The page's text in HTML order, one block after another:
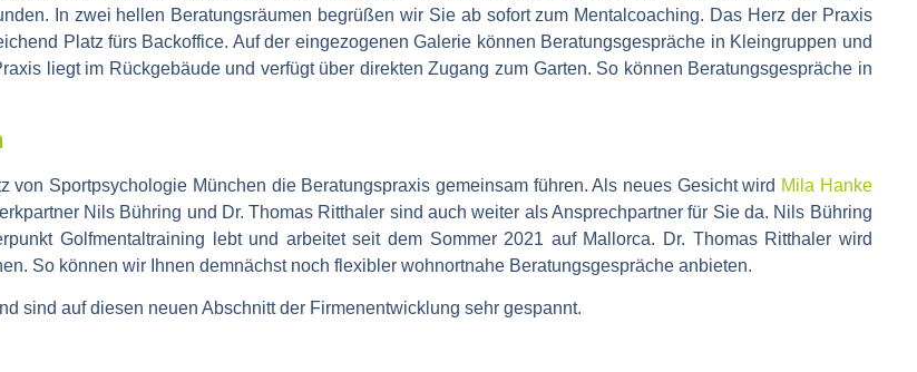
In zwei hellen Beratungsräumen begrüßen wir Sie ab sofort zum Mentalcoaching. Das Herz der Praxis
Platz fürs Backoffice. Auf der eingezogenen Galerie können Beratungsgespräche in Kleingruppen und
liegt im Rückgebäude und verfügt über direkten Zugang zum Garten. So können Beratungsgespräche in
von Sportpsychologie München die Beratungspraxis gemeinsam führen. Als neues Gesicht wird Mila Hanke
Nils Bühring und Dr. Thomas Ritthaler sind auch weiter als Ansprechpartner für Sie da. Nils Bühring
Golfmentaltraining lebt und arbeitet seit dem Sommer 2021 auf Mallorca. Dr. Thomas Ritthaler wird
So können wir Ihnen demnächst noch flexibler wohnortnahe Beratungsgespräche anbieten.
sind auf diesen neuen Abschnitt der Firmenentwicklung sehr gespannt.